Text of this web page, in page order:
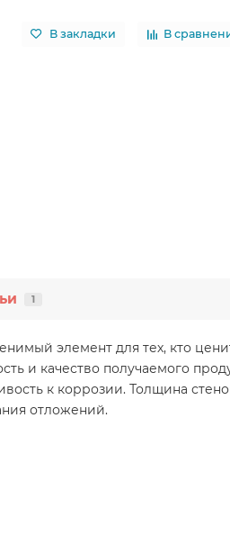
В закладки В
1
элемент для тех, кто
и качество получаемого
к коррозии. Толщина
отложений.